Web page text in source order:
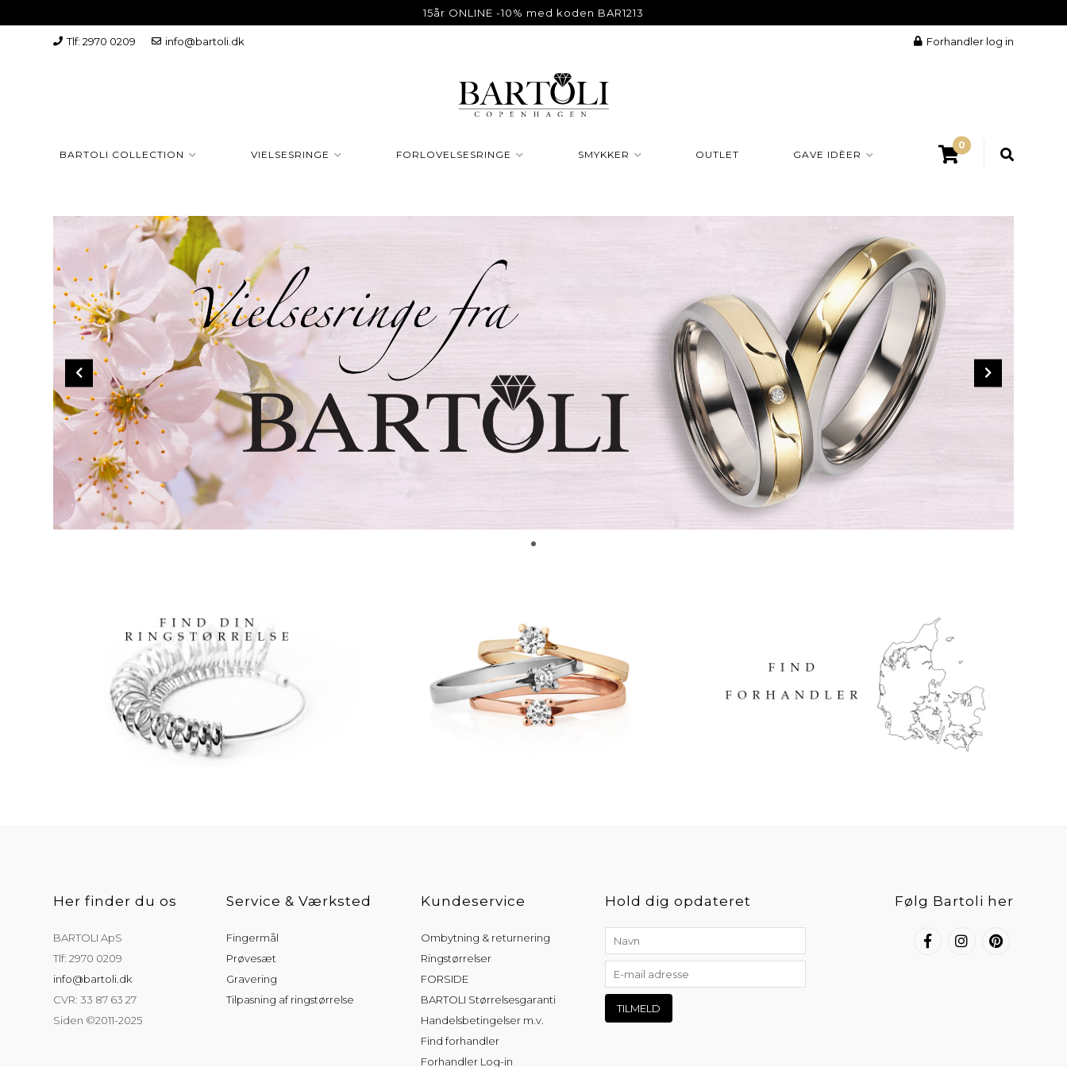
15år ONLINE -10% med koden BAR1213
Tlf: 2970 0209 info@bartoli.dk Forhandler log in
BARTOLI COLLECTION VIELSESRINGE FORLOVELSESRINGE SMYKKER OUTLET GAVE IDÈER
0
Her finder du os
BARTOLI ApS
Tlf: 2970 0209
info@bartoli.dk
CVR: 33 87 63 27
Siden ©2011-2025
Service & Værksted
Fingermål
Prøvesæt
Gravering
Tilpasning af ringstørrelse
Kundeservice
Ombytning & returnering
Ringstørrelser
FORSIDE
BARTOLI Størrelsesgaranti
Handelsbetingelser m.v.
Find forhandler
Forhandler Log-in
Hold dig opdateret Følg Bartoli her